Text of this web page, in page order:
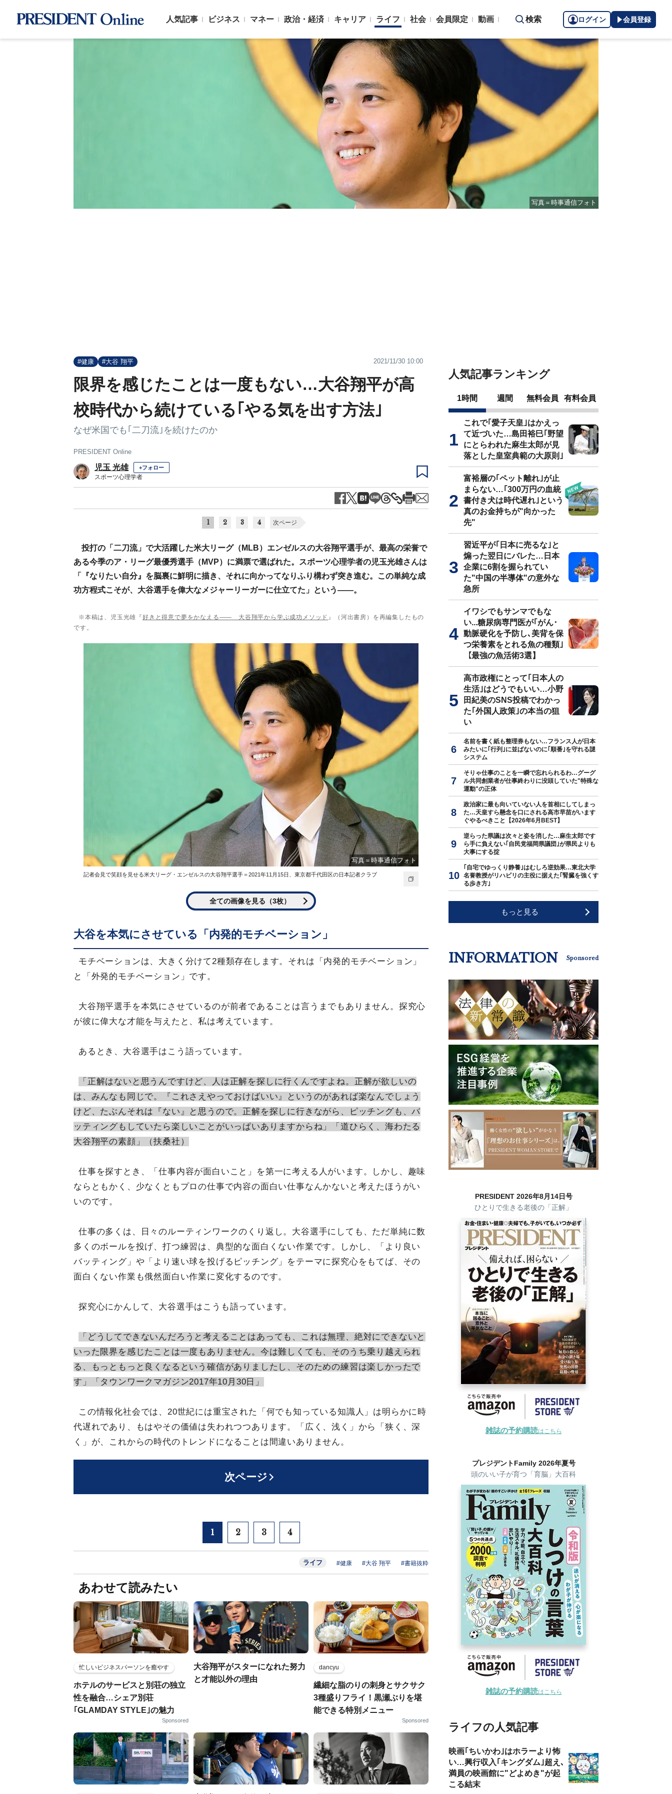
人気記事 ビジネス マネー 政治・経済 キャリア ライフ 社会 会員限定 動画 検索 ログイン 会員登録
写真＝時事通信フォト
#健康 #大谷 翔平 2021/11/30 10:00
限界を感じたことは一度もない…大谷翔平が高
校時代から続けている｢やる気を出す方法｣
なぜ米国でも｢二刀流｣を続けたのか
PRESIDENT Online
児玉 光雄 +フォロー
スポーツ心理学者
1 2 3 4 次ページ
投打の「二刀流」で大活躍した米大リーグ（MLB）エンゼルスの大谷翔平選手が、最高の栄誉で
ある今季のア・リーグ最優秀選手（MVP）に満票で選ばれた。スポーツ心理学者の児玉光雄さんは
「『なりたい自分』を脳裏に鮮明に描き、それに向かってなりふり構わず突き進む。この単純な成
功方程式こそが、大谷選手を偉大なメジャーリーガーに仕立てた」という――。
※本稿は、児玉光雄『好きと得意で夢をかなえる―― 大谷翔平から学ぶ成功メソッド 』（河出書房）を再編集したもの
です。
写真＝時事通信フォト
記者会見で笑顔を見せる米大リーグ・エンゼルスの大谷翔平選手＝2021年11月15日、東京都千代田区の日本記者クラブ
全ての画像を見る（3枚）
大谷を本気にさせている「内発的モチベーション」
モチベーションは、大きく分けて2種類存在します。それは「内発的モチベーション」
と「外発的モチベーション」です。
大谷翔平選手を本気にさせているのが前者であることは言うまでもありません。探究心
が彼に偉大な才能を与えたと、私は考えています。
あるとき、大谷選手はこう語っています。
「正解はないと思うんですけど、人は正解を探しに行くんですよね。正解が欲しいの
は、みんなも同じで。『これさえやっておけばいい』というのがあれば楽なんでしょう
けど、たぶんそれは『ない』と思うので。正解を探しに行きながら、ピッチングも、バ
ッティングもしていたら楽しいことがいっぱいありますからね」「道ひらく、海わたる
大谷翔平の素顔」（扶桑社）
仕事を探すとき、「仕事内容が面白いこと」を第一に考える人がいます。しかし、趣味
ならともかく、少なくともプロの仕事で内容の面白い仕事なんかないと考えたほうがい
いのです。
仕事の多くは、日々のルーティンワークのくり返し。大谷選手にしても、ただ単純に数
多くのボールを投げ、打つ練習は、典型的な面白くない作業です。しかし、「より良い
バッティング」や「より速い球を投げるピッチング」をテーマに探究心をもてば、その
面白くない作業も俄然面白い作業に変化するのです。
探究心にかんして、大谷選手はこうも語っています。
「どうしてできないんだろうと考えることはあっても、これは無理、絶対にできないと
いった限界を感じたことは一度もありません。今は難しくても、そのうち乗り越えられ
る、もっともっと良くなるという確信がありましたし、そのための練習は楽しかったで
す」「タウンワークマガジン2017年10月30日」
この情報化社会では、20世紀には重宝された「何でも知っている知識人」は明らかに時
代遅れであり、もはやその価値は失われつつあります。「広く、浅く」から「狭く、深
く」が、これからの時代のトレンドになることは間違いありません。
次ページ
1 2 3 4
ライフ #健康 #大谷 翔平 #書籍抜粋
あわせて読みたい
忙しいビジネスパーソンを癒やす
ホテルのサービスと別荘の独立
性を融合…シェア別荘
｢GLAMDAY STYLE｣の魅力
Sponsored
大谷翔平がスターになれた努力
と才能以外の理由
dancyu
繊細な脂のりの刺身とサクサク
3種盛りフライ！黒瀬ぶりを堪
能できる特別メニュー
Sponsored
人気記事ランキング
1時間 週間 無料会員 有料会員
これで｢愛子天皇｣はかえっ
て近づいた…島田裕巳｢野望
にとらわれた麻生太郎が見
落とした皇室典範の大原則｣
富裕層の｢ペット離れ｣が止
まらない…｢300万円の血統
書付き犬は時代遅れ｣という
真のお金持ちが"向かった
先"
習近平が｢日本に売るな｣と
煽った翌日にバレた…日本
企業に6割を握られてい
た"中国の半導体"の意外な
急所
イワシでもサンマでもな
い...糖尿病専門医が｢がん･
動脈硬化を予防し､美背を保
つ栄養素をとれる魚の種類｣
【最強の魚活術3選】
高市政権にとって｢日本人の
生活｣はどうでもいい…小野
田紀美のSNS投稿でわかっ
た｢外国人政策｣の本当の狙
い
名前を書く紙も整理券もない…フランス人が日本
みたいに｢行列｣に並ばないのに｢順番｣を守れる謎
システム
そりゃ仕事のことを一瞬で忘れられるわ…グーグ
ル共同創業者が仕事終わりに没頭していた"特殊な
運動"の正体
政治家に最も向いていない人を首相にしてしまっ
た…天皇すら懸念を口にされる高市早苗がいます
ぐやるべきこと【2026年6月BEST】
逆らった県議は次々と姿を消した…麻生太郎です
ら手に負えない｢自民党福岡県議団｣が県民よりも
大事にする掟
｢自宅でゆっくり静養｣はむしろ逆効果…東北大学
名誉教授がリハビリの主役に据えた｢腎臓を強くす
る歩き方｣
もっと見る
INFORMATION Sponsored
PRESIDENT 2026年8月14日号
ひとりで生きる老後の「正解」
雑誌の予約購読はこちら
プレジデントFamily 2026年夏号
頭のいい子が育つ「育脳」大百科
雑誌の予約購読はこちら
ライフの人気記事
映画｢ちいかわ｣はホラーより怖
い…興行収入｢キングダム｣超え､
満員の映画館に"どよめき"が起
こる結末